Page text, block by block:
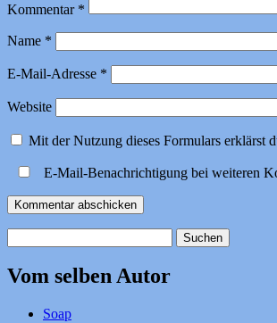
Kommentar *
Name *
E-Mail-Adresse *
Website
Mit der Nutzung dieses Formulars erklärst
E-Mail-Benachrichtigung bei weiteren
nach:
Vom selben Autor
Soap